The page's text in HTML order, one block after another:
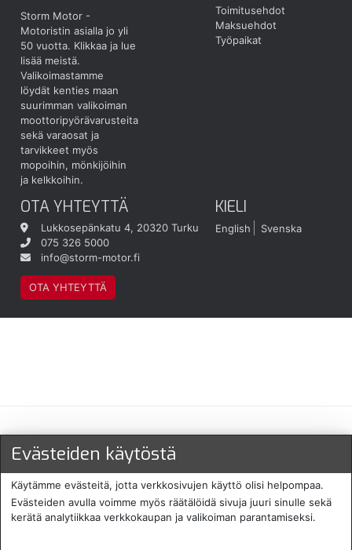
Storm Motor -
Motoristin asialla jo yli
50 vuotta. Klikkaa ja lue
lisää meistä.
Valikoimastamme
löydät kenties maan
suurimman valikoiman
moottoripyörävarusteita
sekä varaosat ja
tarvikkeet myös
mopoihin, mönkijöihin
ja kelkkoihin.
Toimitusehdot
Maksuehdot
Työpaikat
OTA YHTEYTTÄ
Lukkosepänkatu 4, 20320 Turku
075 326 5000
info@storm-motor.fi
OTA YHTEYTTÄ
KIELI
English Svenska
Maksu- ja toimitustavat
Evästeiden käytöstä
Käytämme evästeitä, jotta verkkosivujen käyttö olisi helpompaa.
Evästeiden avulla voimme myös räätälöidä sivuja juuri sinulle sekä
kerätä analytiikkaa verkkokaupan ja valikoiman parantamiseksi.